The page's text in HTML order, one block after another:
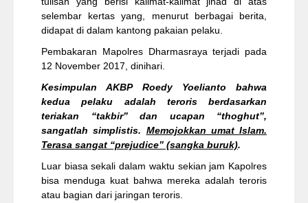
selembar kertas yang, menurut berbagai berita,
didapat di dalam kantong pakaian pelaku.
Pembakaran Mapolres Dharmasraya terjadi pada
12 November 2017, dinihari.
Kesimpulan AKBP Roedy Yoelianto bahwa
kedua pelaku adalah teroris berdasarkan
teriakan “takbir” dan ucapan “thoghut”,
sangatlah simplistis. Memojokkan umat Islam.
Terasa sangat “prejudice” (sangka buruk).
Luar biasa sekali dalam waktu sekian jam Kapolres
bisa menduga kuat bahwa mereka adalah teroris
atau bagian dari jaringan teroris.